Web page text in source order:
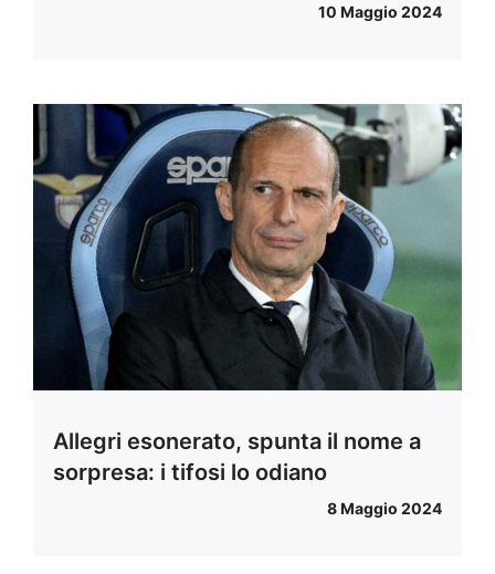
10 Maggio 2024
Allegri esonerato, spunta il nome a
sorpresa: i tifosi lo odiano
8 Maggio 2024